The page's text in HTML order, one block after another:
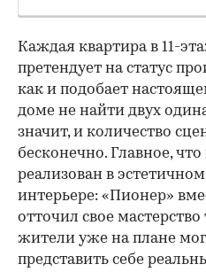
Каждая квартира в 11-
претендует на статус
как и подобает
доме не найти двух
значит, и количество
бесконечно. Главное,
реализован в
интерьере: «Пионер»
отточил свое
жители уже на плане
представить себе